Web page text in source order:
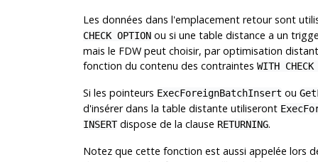
Les données dans l'emplacement retour sont
CHECK OPTIONou si une table distance a un
mais le FDW peut choisir, par optimisation
fonction du contenu des contraintes WITH CHECK
Si les pointeurs ExecForeignBatchInsert ou
d'insérer dans la table distante utiliseront
INSERTdispose de la clause RETURNING.
Notez que cette fonction est aussi appelée lors